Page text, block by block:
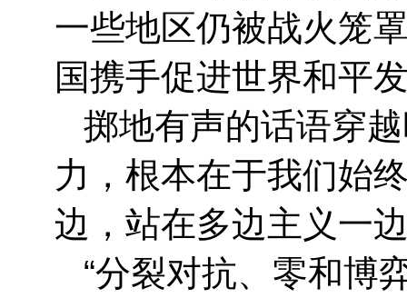
一些地区仍被战火笼
国携手促进世界和平
掷地有声的话语穿
力，根本在于我们始
边，站在多边主义一
“分裂对抗、零和博